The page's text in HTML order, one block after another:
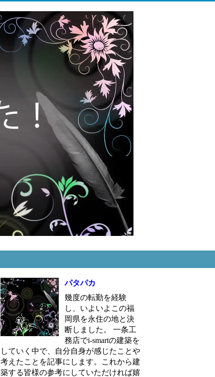
パタパカ
幾度の転勤を経験
し、いよいよこの福
岡県を永住の地と決
断しました。 一条工
務店でi-smartの建築を
していく中で、自分自身が感じたことや
考えたことを記事にします。これから建
築する皆様の参考にしていただければ嬉